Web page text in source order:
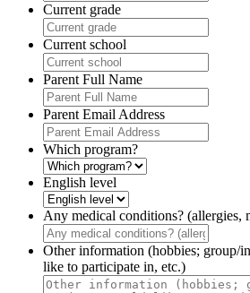
Current grade
Current school
Parent Full Name
Parent Email Address
Which program?
English level
Any medical conditions? (allergies,
Other information (hobbies; group/
like to participate in, etc.)